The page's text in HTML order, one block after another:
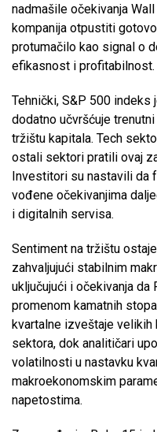
nadmašile očekivanja
kompanija otpustiti
protumačilo kao signal o
efikasnost i profitabilnost.
Tehnički, S&P 500
dodatno učvršćuje
tržištu kapitala. Tech
ostali sektori pratili ovaj
Investitori su nastavili da
vođene očekivanjima
i digitalnih servisa.
Sentiment na tržištu
zahvaljujući stabilnim
uključujući i očekivanja
promenom kamatnih
kvartalne izveštaje
sektora, dok analitičari
volatilnosti u nastavku
makroekonomskim
napetostima.